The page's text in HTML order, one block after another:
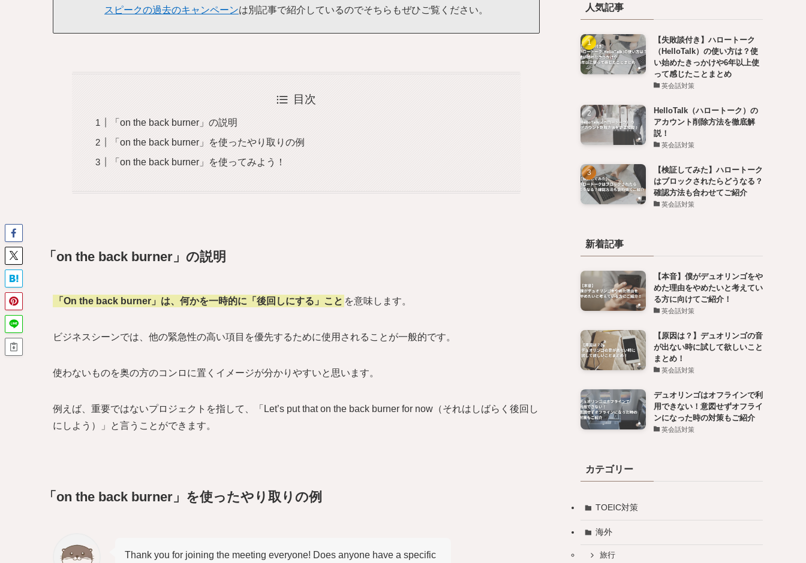
スピークの過去のキャンペーンは別記事で紹介しているのでそちらもぜひご覧ください。
目次
「on the back burner」の説明
「on the back burner」を使ったやり取りの例
「on the back burner」を使ってみよう！
「on the back burner」の説明
「On the back burner」は、何かを一時的に「後回しにする」こと を意味します。
ビジネスシーンでは、他の緊急性の高い項目を優先するために使用されることが一般的です。
使わないものを奥の方のコンロに置くイメージが分かりやすいと思います。
例えば、重要ではないプロジェクトを指して、「Let’s put that on the back burner for now（それはしばらく後回し
にしよう）」と言うことができます。
「on the back burner」を使ったやり取りの例
Thank you for joining the meeting everyone! Does anyone have a specific
人気記事
【失敗談付き】ハロートーク
（HelloTalk）の使い方は？使
い始めたきっかけや6年以上使
って感じたことまとめ
英会話対策
HelloTalk（ハロートーク）の
アカウント削除方法を徹底解
説！
英会話対策
【検証してみた】ハロートーク
はブロックされたらどうなる？
確認方法も合わせてご紹介
英会話対策
新着記事
【本音】僕がデュオリンゴをや
めた理由をやめたいと考えてい
る方に向けてご紹介！
英会話対策
【原因は？】デュオリンゴの音
が出ない時に試して欲しいこと
まとめ！
英会話対策
デュオリンゴはオフラインで利
用できない！意図せずオフライ
ンになった時の対策もご紹介
英会話対策
カテゴリー
TOEIC対策
海外
旅行